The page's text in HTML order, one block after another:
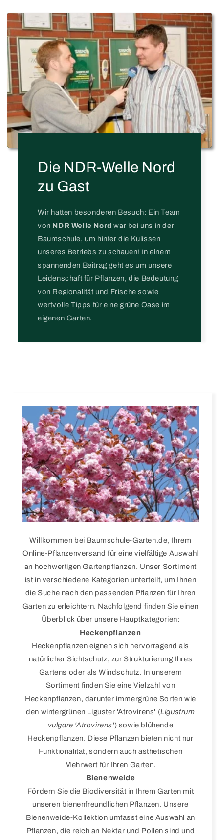
Die NDR-Welle Nord
zu Gast
Wir hatten besonderen Besuch: Ein Team
von NDR Welle Nord war bei uns in der
Baumschule, um hinter die Kulissen
unseres Betriebs zu schauen! In einem
spannenden Beitrag geht es um unsere
Leidenschaft für Pflanzen, die Bedeutung
von Regionalität und Frische sowie
wertvolle Tipps für eine grüne Oase im
eigenen Garten.
Willkommen bei Baumschule-Garten.de, Ihrem
Online-Pflanzenversand für eine vielfältige Auswahl
an hochwertigen Gartenpflanzen. Unser Sortiment
ist in verschiedene Kategorien unterteilt, um Ihnen
die Suche nach den passenden Pflanzen für Ihren
Garten zu erleichtern. Nachfolgend finden Sie einen
Überblick über unsere Hauptkategorien:
Heckenpflanzen
Heckenpflanzen eignen sich hervorragend als
natürlicher Sichtschutz, zur Strukturierung Ihres
Gartens oder als Windschutz. In unserem
Sortiment finden Sie eine Vielzahl von
Heckenpflanzen, darunter immergrüne Sorten wie
den wintergrünen Liguster 'Atrovirens' (Ligustrum
vulgare 'Atrovirens') sowie blühende
Heckenpflanzen. Diese Pflanzen bieten nicht nur
Funktionalität, sondern auch ästhetischen
Mehrwert für Ihren Garten.
Bienenweide
Fördern Sie die Biodiversität in Ihrem Garten mit
unseren bienenfreundlichen Pflanzen. Unsere
Bienenweide-Kollektion umfasst eine Auswahl an
Pflanzen, die reich an Nektar und Pollen sind und